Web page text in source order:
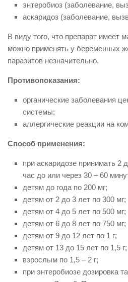
энтеробиоз (заболевание,
аскаридоз (заболевание,
В виду того, что препарат имеет
можно применять у беременных
паразитов незначительно.
Противопоказания:
органические заболевания
системы;
аллергические реакции на
Способ применения:
при аскаридозе принимать 2
час до или через 30 – 60
детям до года по 200 мг;
детям от 2 до 3 лет по 300 мг;
детям от 4 до 5 лет по 500 мг;
детям от 6 до 8 лет по 750 мг;
детям от 9 до 12 лет по 1 г;
детям от 13 до 15 лет по 1,5 г;
взрослым по 1,5 – 2 г;
при энтеробиозе дозировка